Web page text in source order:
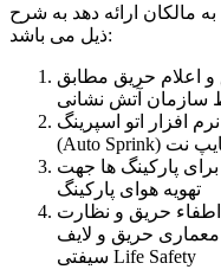
مالکان ارائه دهد به شرح
ذیل می باشد:
اعلام حریق مطابق
سازمان آتش نشانی
افزار اتو اسپرینگ
پارکینگ ها جهت
تهویه هوای پارکینگ
اطفاء حریق و نظارت
حریق و لایف
سیفتی Life Safety